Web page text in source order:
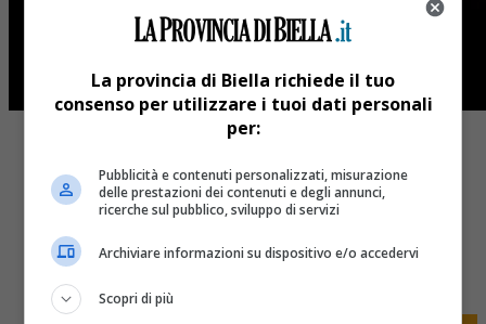
Share
Tweet
La provincia di Biella richiede il tuo
consenso per utilizzare i tuoi dati personali
per:
Pubblicità e contenuti personalizzati, misurazione
delle prestazioni dei contenuti e degli annunci,
ricerche sul pubblico, sviluppo di servizi
Archiviare informazioni su dispositivo e/o accedervi
Scopri di più